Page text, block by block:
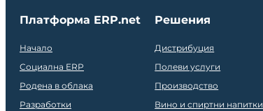
Платформа ERP.net
Начало
Социална ERP
Родена в облака
Разработки
Решения
Дистрибуция
Полеви услуги
Производство
Вино и спиртни напитки